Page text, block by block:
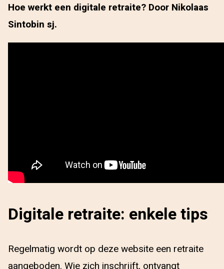
Hoe werkt een digitale retraite? Door Nikolaas
Sintobin sj.
Digitale retraite: enkele tips
Regelmatig wordt op deze website een retraite
aangeboden. Wie zich inschrijft, ontvangt